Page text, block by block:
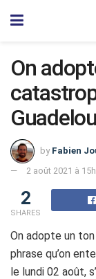
On
by Fabien
2 août 2021 à
2
SHARES
On adopte un
phrase qu’on
le lundi 02 août,